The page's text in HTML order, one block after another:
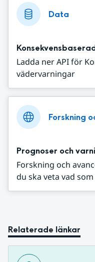
Data
Ladda ner API för
vädervarningar
Forskning
Prognoser och
Forskning och
du ska veta vad som
Relaterade länkar